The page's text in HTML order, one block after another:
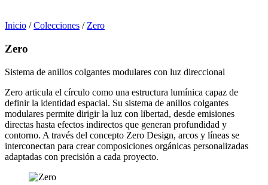
Inicio / Colecciones / Zero
Zero
Sistema de anillos colgantes modulares con luz direccional
Zero articula el círculo como una estructura lumínica capaz de
definir la identidad espacial. Su sistema de anillos colgantes
modulares permite dirigir la luz con libertad, desde emisiones
directas hasta efectos indirectos que generan profundidad y
contorno. A través del concepto Zero Design, arcos y líneas se
interconectan para crear composiciones orgánicas personalizadas
adaptadas con precisión a cada proyecto.